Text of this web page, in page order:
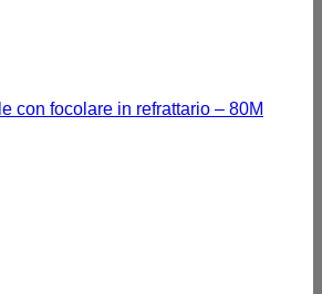
con focolare in refrattario – 80M